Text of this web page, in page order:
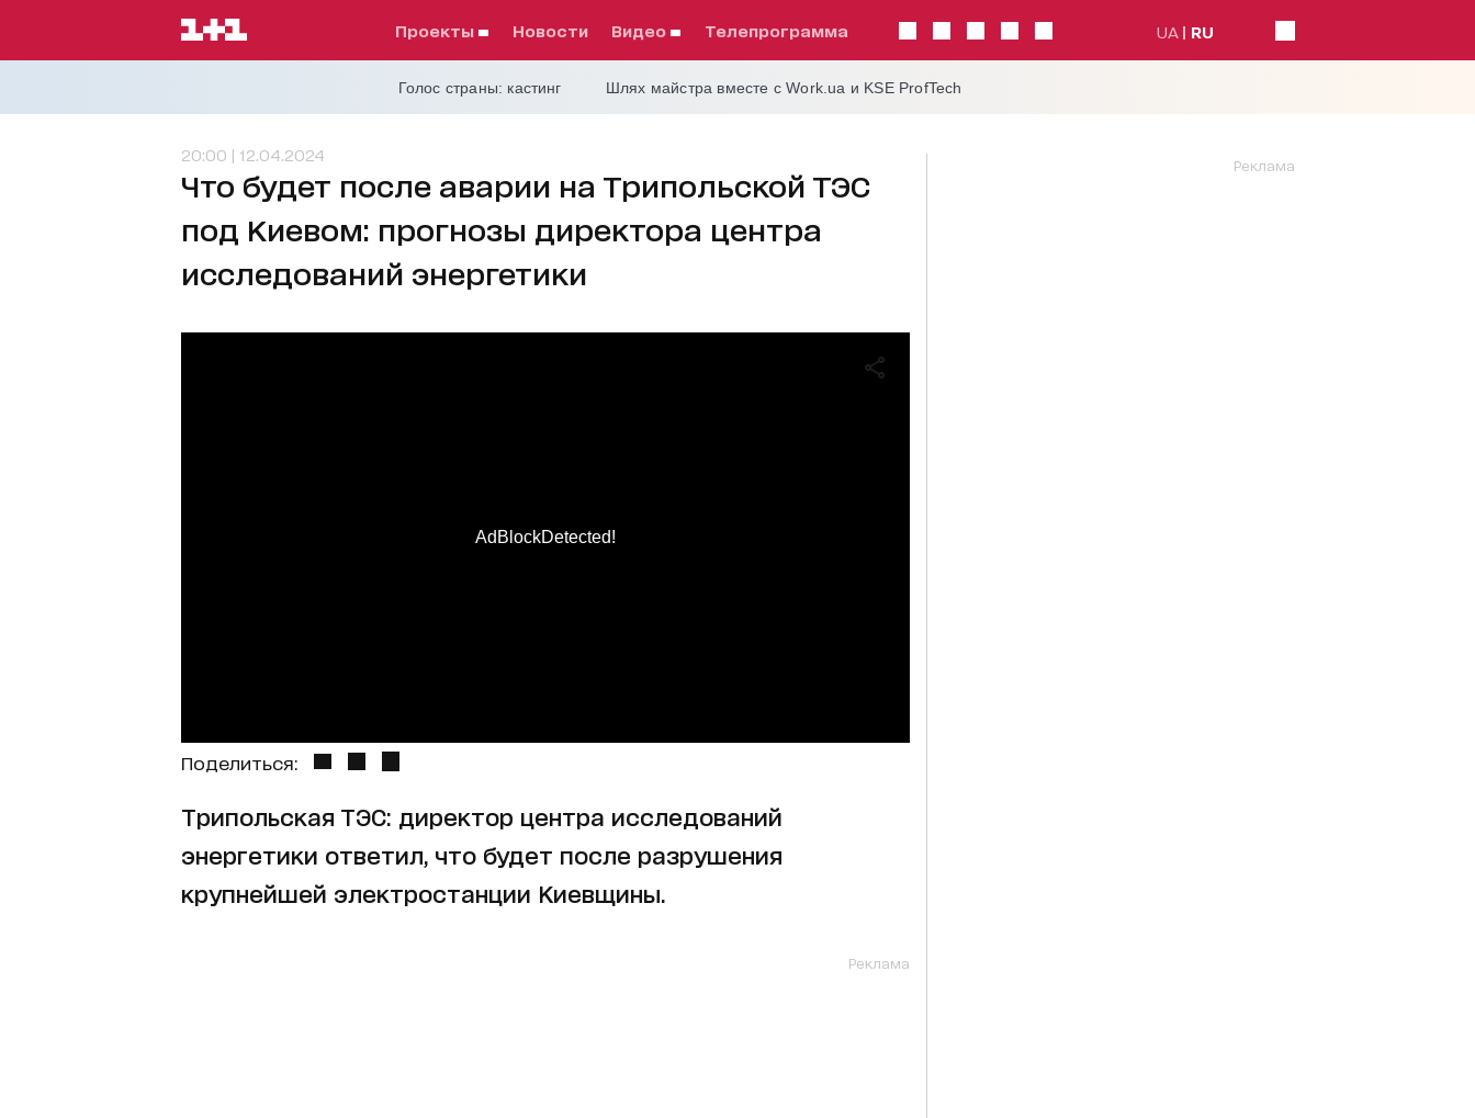
проекты Новости видео телепрограмма UA RU
Голос страны: кастинг Шлях майстра вместе с Work.ua и KSE ProfTech
20:00 | 12.04.2024
Что будет после аварии на Трипольской ТЭС
под Киевом: прогнозы директора центра
исследований энергетики
AdBlockDetected!
Поделиться:
Трипольская ТЭС: директор центра исследований
энергетики ответил, что будет после разрушения
крупнейшей электростанции Киевщины.
Реклама
Реклама